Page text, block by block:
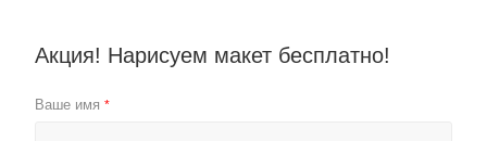
Акция! Нарисуем макет бесплатно!
Ваше имя *